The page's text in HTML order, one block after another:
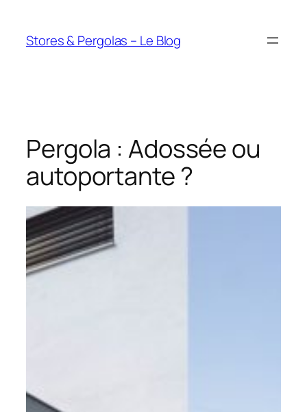
contenu
Stores & Pergolas – Le Blog
Pergola : Adossée ou
autoportante ?